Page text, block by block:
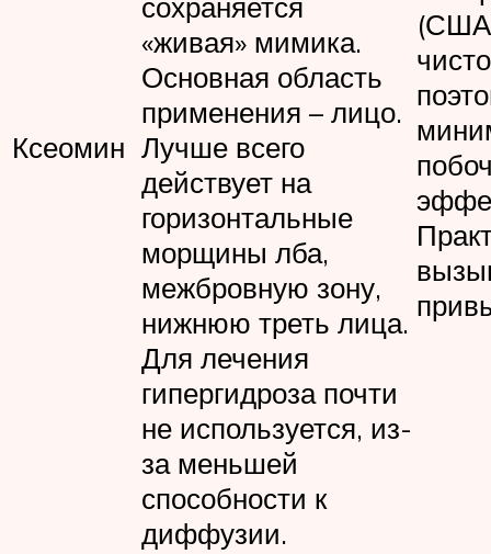
Ксеомин
«живая» мимика.
Основная область
применения – лицо.
Лучше всего
действует на
горизонтальные
морщины лба,
межбровную зону,
нижнюю треть лица.
Для лечения
гипергидроза почти
не используется, из-
за меньшей
способности к
диффузии.